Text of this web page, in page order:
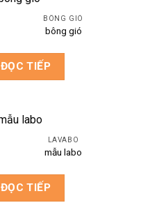
BÔNG GIÓ
bông gió
ĐỌC TIẾP
LAVABO
mẫu labo
ĐỌC TIẾP